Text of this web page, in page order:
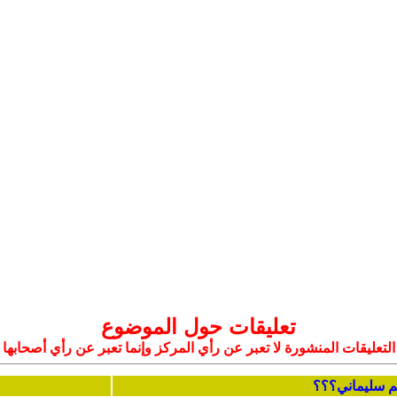
تعليقات حول الموضوع
التعليقات المنشورة لا تعبر عن رأي المركز وإنما تعبر عن رأي أصحابها